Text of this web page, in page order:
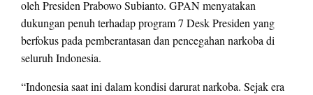
oleh Presiden Prabowo Subianto. GPAN menyatakan
dukungan penuh terhadap program 7 Desk Presiden yang
berfokus pada pemberantasan dan pencegahan narkoba di
seluruh Indonesia.
“Indonesia saat ini dalam kondisi darurat narkoba. Sejak era